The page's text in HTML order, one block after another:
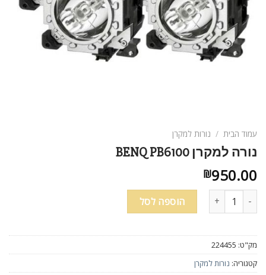
עמוד הבית / נורות למקרן
נורה למקרן BENQ PB6100
₪950.00
כמות של נורה למקרן BENQ PB6100 הוספה לסל
מק"ט: 224455
קטגוריה: נורות למקרן